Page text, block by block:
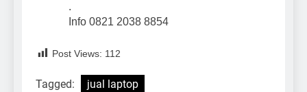
.
Info 0821 2038 8854
Post Views: 112
Tagged: jual laptop